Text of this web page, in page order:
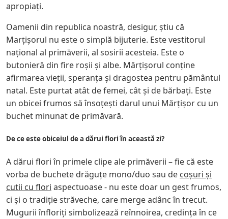
apropiați.
Oamenii din republica noastră, desigur, știu că
Marțișorul nu este o simplă bijuterie. Este vestitorul
național al primăverii, al sosirii acesteia. Este o
butonieră din fire roșii și albe. Mărțișorul conține
afirmarea vieții, speranța și dragostea pentru pământul
natal. Este purtat atât de femei, cât și de bărbați. Este
un obicei frumos să însoțești darul unui Mărțișor cu un
buchet minunat de primăvară.
De ce este obiceiul de a dărui flori în această zi?
A dărui flori în primele clipe ale primăverii – fie că este
vorba de buchete drăguțe mono/duo sau de coșuri și
cutii cu flori aspectuoase - nu este doar un gest frumos,
ci și o tradiție străveche, care merge adânc în trecut.
Mugurii înfloriți simbolizează reînnoirea, credința în ce